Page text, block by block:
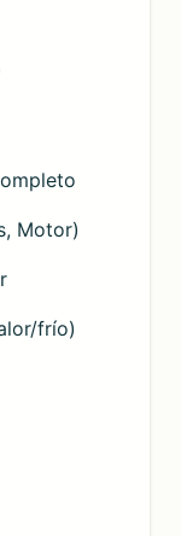
Motor)
frío)